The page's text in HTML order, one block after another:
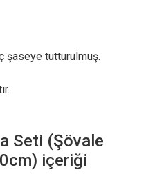
şaseye tutturulmuş.
Seti (Şövale
içeriği